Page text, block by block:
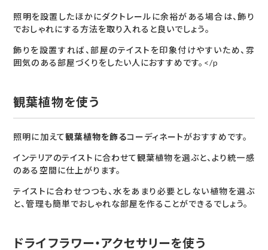
照明を設置したほかにダクトレールに余裕がある場合は、飾り
でおしゃれにする方法を取り入れると良いでしょう。
飾りを設置すれば、部屋のテイストを印象付けやすいため、雰
囲気のある部屋づくりをしたい人におすすめです。</p
観葉植物を使う
照明に加えて観葉植物を飾るコーディネートがおすすめです。
インテリアのテイストに合わせて観葉植物を選ぶと、より統一感
のある空間に仕上がります。
テイストに合わせつつも、水をあまり必要としない植物を選ぶ
と、管理も簡単でおしゃれな部屋を作ることができるでしょう。
ドライフラワー・アクセサリーを使う